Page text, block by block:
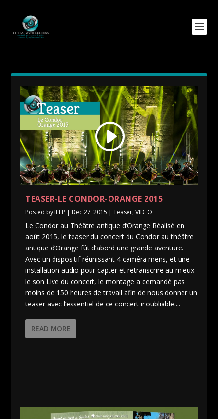
TEASER-LE CONDOR-ORANGE 2015
Posted by IELP Déc 27, 2015 |Teaser,VIDEO
Le Condor au Théâtre antique d’Orange Réalisé en
août 2015, le teaser du concert du Condor au théâtre
antique d’Orange fût d’abord une grande aventure.
Avec un dispositif réunissant 4 caméra mens, et une
installation audio pour capter et retranscrire au mieux
le son Live du concert, le montage a demandé pas
moins de 150 heures de travail afin de nous donner un
teaser avec l’essentiel de ce concert inoubliable....
READ MORE